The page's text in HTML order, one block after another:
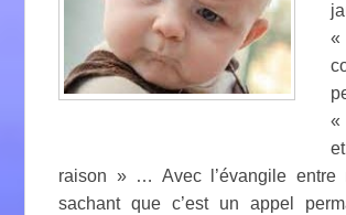
«
raison » … Avec l’évangile entre
sachant que c’est un appel